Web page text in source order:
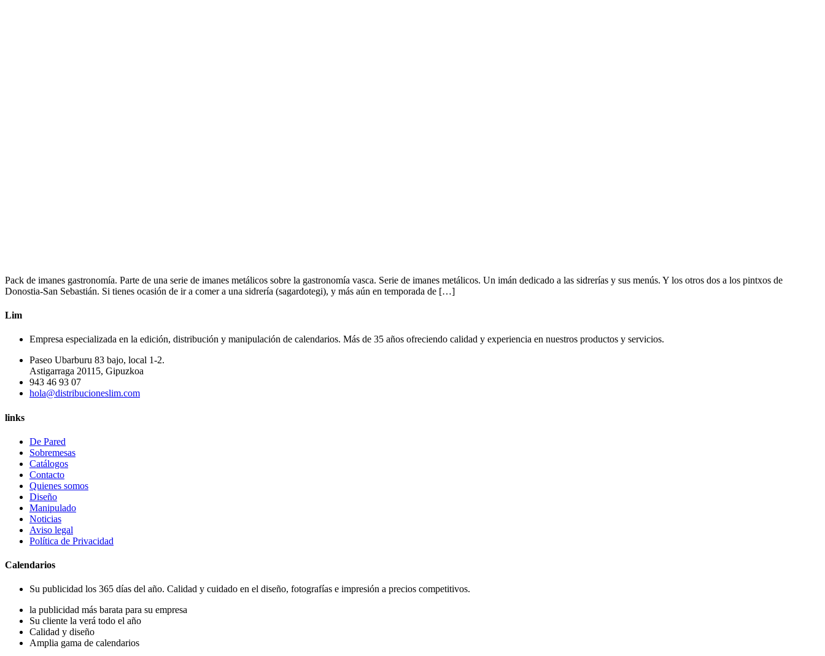
Pack de imanes gastronomía. Parte de una serie de imanes metálicos sobre la gastronomía vasca. Serie de imanes metálicos. Un imán dedicado a las sidrerías y sus menús. Y los otros dos a los pintxos de
Donostia-San Sebastián. Si tienes ocasión de ir a comer a una sidrería (sagardotegi), y más aún en temporada de […]
Lim
Empresa especializada en la edición, distribución y manipulación de calendarios. Más de 35 años ofreciendo calidad y experiencia en nuestros productos y servicios.
Paseo Ubarburu 83 bajo, local 1-2.
Astigarraga 20115, Gipuzkoa
943 46 93 07
hola@distribucioneslim.com
links
De Pared
Sobremesas
Catálogos
Contacto
Quienes somos
Diseño
Manipulado
Noticias
Aviso legal
Política de Privacidad
Calendarios
Su publicidad los 365 días del año. Calidad y cuidado en el diseño, fotografías e impresión a precios competitivos.
la publicidad más barata para su empresa
Su cliente la verá todo el año
Calidad y diseño
Amplia gama de calendarios